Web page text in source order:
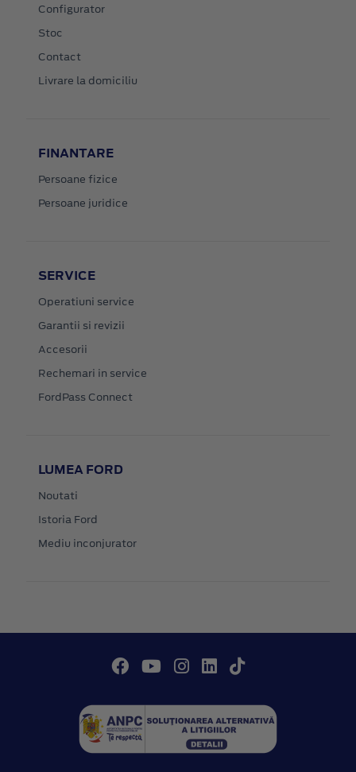
Configurator
Stoc
Contact
Livrare la domiciliu
FINANTARE
Persoane fizice
Persoane juridice
SERVICE
Operatiuni service
Garantii si revizii
Accesorii
Rechemari in service
FordPass Connect
LUMEA FORD
Noutati
Istoria Ford
Mediu inconjurator